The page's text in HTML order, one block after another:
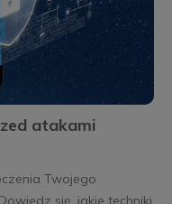
atakami
Twojego
się, jakie techniki